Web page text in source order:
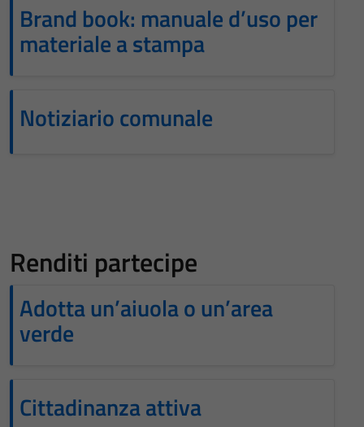
Brand book: manuale d’uso per
materiale a stampa
Notiziario comunale
Renditi partecipe
Adotta un’aiuola o un’area
verde
Cittadinanza attiva